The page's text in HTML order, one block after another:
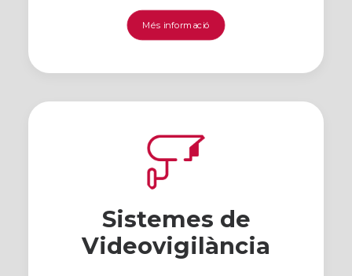
Més informació
Sistemes de
Videovigilància